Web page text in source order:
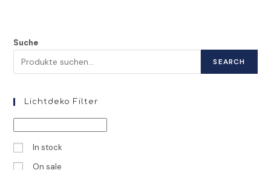
Suche
SEARCH
Lichtdeko Filter
In stock
On sale